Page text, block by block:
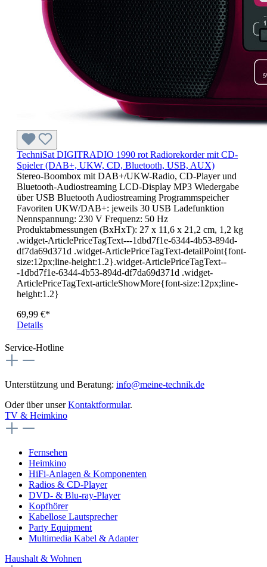
TechniSat DIGITRADIO 1990 rot Radiorekorder mit CD-
Spieler (DAB+, UKW, CD, Bluetooth, USB, AUX)
Stereo-Boombox mit DAB+/UKW-Radio, CD-Player und
Bluetooth-Audiostreaming LCD-Display MP3 Wiedergabe
über USB Bluetooth Audiostreaming Programmspeicher
Favoriten UKW/DAB+: jeweils 30 USB Ladefunktion
Nennspannung: 230 V Frequenz: 50 Hz
Produktabmessungen (BxHxT): 27 x 11,6 x 21,2 cm, 1,2 kg
.widget-ArticlePriceTagText---1dbd7f1e-6344-4b53-894d-
df7da69d371d .widget-ArticlePriceTagText-detailPoint{font-
size:12px;line-height:1.2}.widget-ArticlePriceTagText--
-1dbd7f1e-6344-4b53-894d-df7da69d371d .widget-
ArticlePriceTagText-articleShowMore{font-size:12px;line-
height:1.2}
69,99 €*
Details
Service-Hotline
Unterstützung und Beratung: info@meine-technik.de
Oder über unserKontaktformular.
TV & Heimkino
Fernsehen
Heimkino
HiFi-Anlagen & Komponenten
Radios & CD-Player
DVD- & Blu-ray-Player
Kopfhörer
Kabellose Lautsprecher
Party Equipment
Multimedia Kabel & Adapter
Haushalt & Wohnen